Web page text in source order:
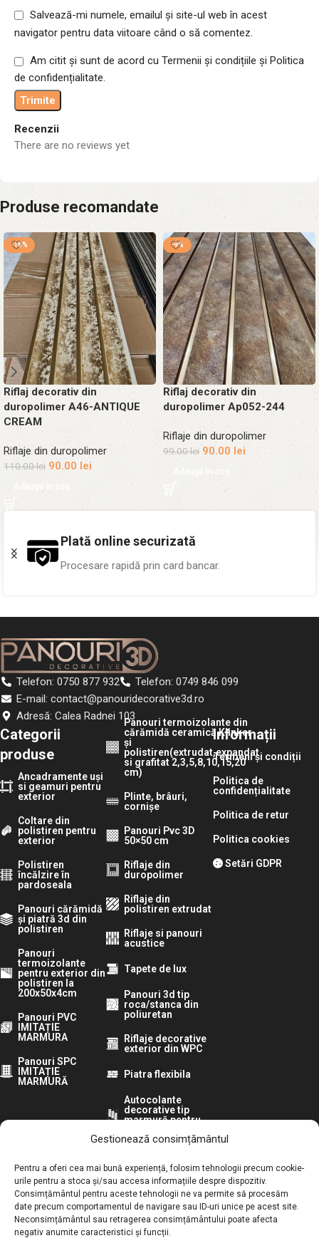
Gestionează consimțământul
Pentru a oferi cea mai bună experiență, folosim tehnologii precum cookie-
urile pentru a stoca și/sau accesa informațiile despre dispozitiv.
Consimțământul pentru aceste tehnologii ne va permite să procesăm
date precum comportamentul de navigare sau ID-uri unice pe acest site.
Neconsimțământul sau retragerea consimțământului poate afecta
negativ anumite caracteristici și funcții.
Recenzii
There are no reviews yet
Salvează-mi numele, emailul și site-ul web în acest
navigator pentru data viitoare când o să comentez.
Am citit și sunt de acord cu Termenii și condițiile și Politica
de confidențialitate.
Produse recomandate
-18%
Riflaj decorativ din
duropolimer A46-ANTIQUE
CREAM
Riflaje din duropolimer
110.00lei 90.00 lei
Adaugă în coș
-9%
Riflaj decorativ din
duropolimer Ap052-244
Riflaje din duropolimer
99.00lei 90.00lei
Adaugă în coș
Plată online securizată
Procesare rapidă prin card bancar.
Telefon: 0750 877 932
Telefon: 0749 846 099
E-mail: contact@panouridecorative3d.ro
Adresă: Calea Radnei 103
Categorii
produse
Ancadramente uși
si geamuri pentru
exterior
Coltare din
polistiren pentru
exterior
Polistiren
încălzire în
pardoseala
Panouri cărămidă
și piatră 3d din
polistiren
Panouri
termoizolante
pentru exterior din
polistiren la
200x50x4cm
Panouri PVC
IMITAȚIE
MARMURA
Panouri SPC
IMITAȚIE
MARMURĂ
Panouri termoizolante din
cărămidă ceramică Klinker
și
polistiren(extrudat,expandat
si grafitat 2,3,5,8,10,15,20
cm)
Plinte, brâuri,
cornișe
Panouri Pvc 3D
50×50 cm
Riflaje din
duropolimer
Riflaje din
polistiren extrudat
Riflaje si panouri
acustice
Tapete de lux
Panouri 3d tip
roca/stanca din
poliuretan
Riflaje decorative
exterior din WPC
Piatra flexibila
Autocolante
decorative tip
marmură pentru
Informații
Termeni și condiții
Politica de
confidențialitate
Politica de retur
Politica cookies
Setări GDPR
ANPC:
Autoritatea Națională pentru Protecția Consumatorilor